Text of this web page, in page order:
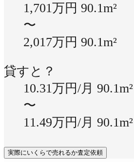
1,701万円 90.1m²
〜
2,017万円 90.1m²
貸すと？
10.31万円/月 90.1m²
〜
11.49万円/月 90.1m²
実際にいくらで売れるか査定依頼